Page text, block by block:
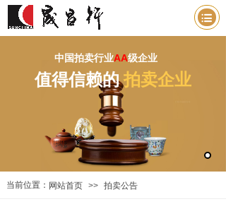
中国拍卖行业AA级企业
值得信赖的拍卖企业
网站首页 >> 拍卖公告
当前位置：